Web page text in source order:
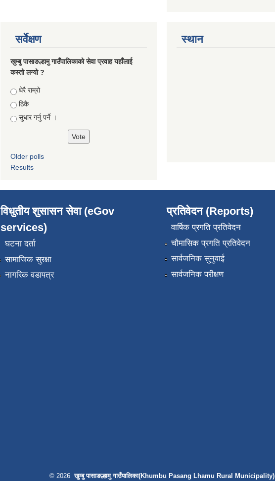
सर्वेक्षण
खुम्बु पासाङल्हामु गाउँपालिकाको सेवा प्रवाह यहाँलाई
कस्तो लग्यो ?
Choices
धेरै राम्रो
ठिकै
सुधार गर्नु पर्ने ।
Older polls
Results
स्थान
विधुतीय शुसासन सेवा (eGov
services)
घटना दर्ता
सामाजिक सुरक्षा
नागरिक वडापत्र
प्रतिवेदन (Reports)
वार्षिक प्रगति प्रतिवेदन
चौमासिक प्रगति प्रतिवेदन
सार्वजनिक सुनुवाई
सार्वजनिक परीक्षण
© 2026खुम्बु पासाङल्हामु गाउँपालिका(Khumbu Pasang Lhamu Rural Municipality)